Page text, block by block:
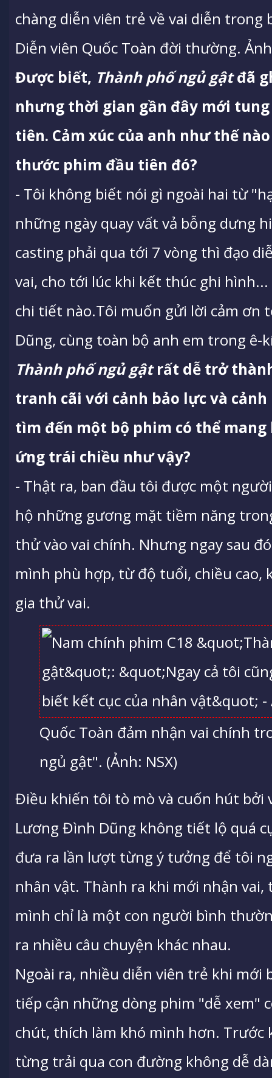
chàng diễn viên trẻ về vai diễn trong
Diễn viên Quốc Toàn đời thường.
Được biết, Thành phố ngủ gậtđã
nhưng thời gian gần đây mới
tiên. Cảm xúc của anh như thế
thước phim đầu tiên đó?
- Tôi không biết nói gì ngoài hai từ
những ngày quay vất vả bỗng dưng
casting phải qua tới 7 vòng thì đạo
vai, cho tới lúc khi kết thúc ghi
chi tiết nào.Tôi muốn gửi lời cảm ơn
Dũng, cùng toàn bộ anh em trong ê-
Thành phố ngủ gật rất dễ trở
tranh cãi với cảnh bảo lực và
tìm đến một bộ phim có thể
ứng trái chiều như vậy?
- Thật ra, ban đầu tôi được một
hộ những gương mặt tiềm năng
thử vào vai chính. Nhưng ngay sau
mình phù hợp, từ độ tuổi, chiều cao,
gia thử vai.
Quốc Toàn đảm nhận vai chính
ngủ gật". (Ảnh: NSX)
Điều khiến tôi tò mò và cuốn hút bởi
Lương Đình Dũng không tiết lộ quá
đưa ra lần lượt từng ý tưởng để tôi
nhân vật. Thành ra khi mới nhận vai,
mình chỉ là một con người bình
ra nhiều câu chuyện khác nhau.
Ngoài ra, nhiều diễn viên trẻ khi mới
tiếp cận những dòng phim "dễ xem"
chút, thích làm khó mình hơn.
từng trải qua con đường không dễ